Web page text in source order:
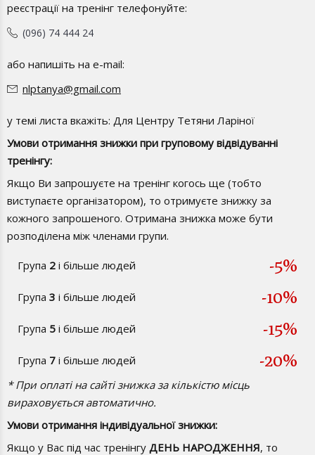
реєстрації на тренінг телефонуйте:
(096) 74 444 24
або напишіть на e-mail:
nlptanya@gmail.com
у темі листа вкажіть: Для Центру Тетяни Ларіної
Умови отримання знижки при груповому відвідуванні
тренінгу:
Якщо Ви запрошуєте на тренінг когось ще (тобто
виступаєте організатором), то отримуєте знижку за
кожного запрошеного. Отримана знижка може бути
розподілена між членами групи.
Група 2 і більше людей -5%
Група 3 і більше людей -10%
Група 5 і більше людей -15%
Група 7 і більше людей -20%
* При оплаті на сайті знижка за кількістю місць
вираховується автоматично.
Умови отримання індивідуальної знижки:
Якщо у Вас під час тренінгу ДЕНЬ НАРОДЖЕННЯ, то